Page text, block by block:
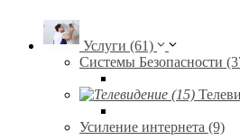
Услуги (61)
Системы Безопасности
Усиление интернета (9)